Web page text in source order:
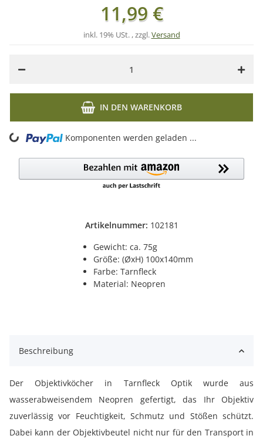
Artikelnummer: 102181
Gewicht: ca. 75g
Größe: (ØxH) 100x140mm
Farbe: Tarnfleck
Material: Neopren
11,99 €
inkl. 19% USt. , zzgl.Versand
IN DEN WARENKORB
Komponenten werden geladen ...
Beschreibung
Der Objektivköcher in Tarnfleck Optik wurde aus
wasserabweisendem Neopren gefertigt, das Ihr Objektiv
zuverlässig vor Feuchtigkeit, Schmutz und Stößen schützt.
Dabei kann der Objektivbeutel nicht nur für den Transport in